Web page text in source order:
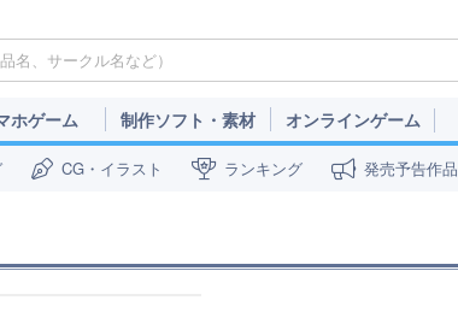
ホゲーム 制作ソフト・素材 オンラインゲーム
CG・イラスト ランキング 発売予告作品